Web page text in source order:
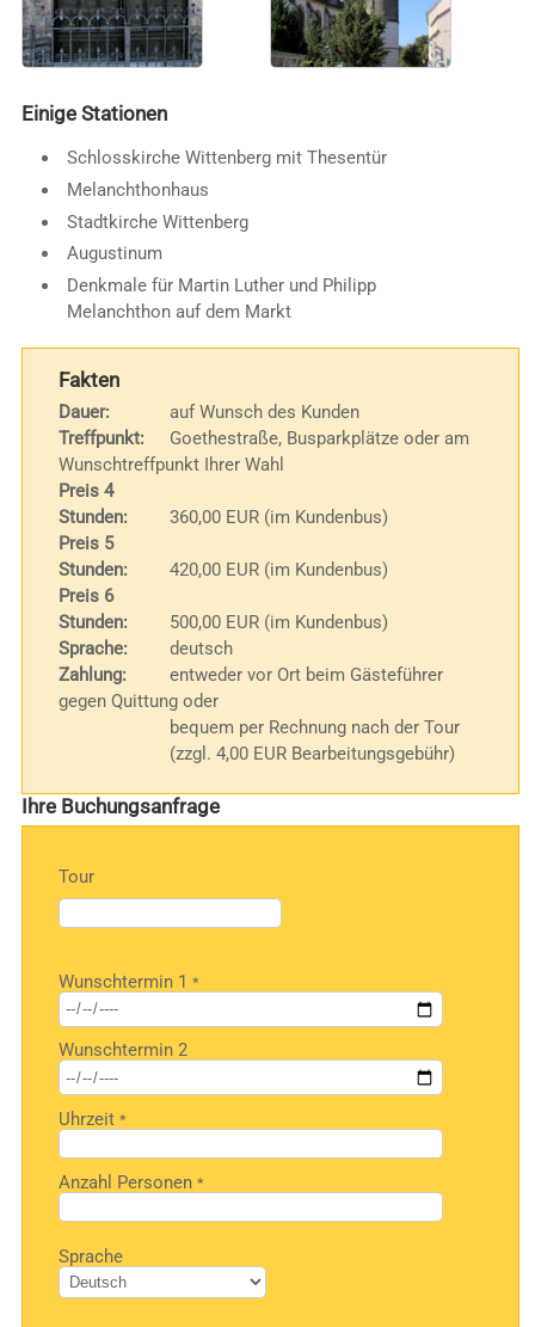
Einige Stationen
Schlosskirche Wittenberg mit Thesentür
Melanchthonhaus
Stadtkirche Wittenberg
Augustinum
Denkmale für Martin Luther und Philipp
Melanchthon auf dem Markt
Fakten
Dauer:
auf Wunsch des Kunden
Treffpunkt:
Goethestraße, Busparkplätze oder am
Wunschtreffpunkt Ihrer Wahl
Preis 4
Stunden:
360,00 EUR (im Kundenbus)
Preis 5
Stunden:
420,00 EUR (im Kundenbus)
Preis 6
Stunden:
500,00 EUR (im Kundenbus)
Sprache:
deutsch
Zahlung:
entweder vor Ort beim Gästeführer
gegen Quittung oder
bequem per Rechnung nach der Tour
(zzgl. 4,00 EUR Bearbeitungsgebühr)
Ihre Buchungsanfrage
Tour
lasse
dieses
leer.
Wunschtermin 1*
Wunschtermin 2
Uhrzeit*
Anzahl Personen*
Bitte
lasse
dieses
Feld
Sprache